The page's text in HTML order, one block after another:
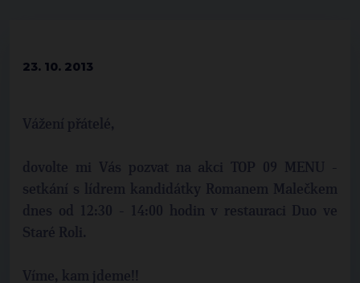
23. 10. 2013
Vážení přátelé,
dovolte mi Vás pozvat na akci TOP 09 MENU -
setkání s lídrem kandidátky Romanem Malečkem
dnes od 12:30 - 14:00 hodin v restauraci Duo ve
Staré Roli.
Víme, kam jdeme!!